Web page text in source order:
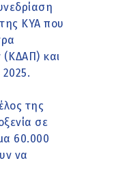
ΚΥΑ που
(ΚΔΑΠ) και
της
σε
60.000
να